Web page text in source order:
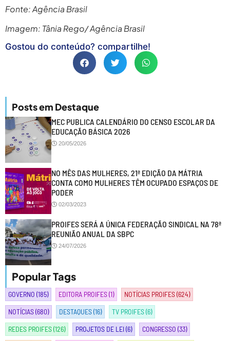
Fonte: Agência Brasil
Imagem: Tânia Rego/ Agência Brasil
Gostou do conteúdo? compartilhe!
Posts em Destaque
MEC PUBLICA CALENDÁRIO DO CENSO ESCOLAR DA
EDUCAÇÃO BÁSICA 2026
20/05/2026
NO MÊS DAS MULHERES, 21ª EDIÇÃO DA MÁTRIA
CONTA COMO MULHERES TÊM OCUPADO ESPAÇOS DE
PODER
02/03/2023
PROIFES SERÁ A ÚNICA FEDERAÇÃO SINDICAL NA 78ª
REUNIÃO ANUAL DA SBPC
24/07/2026
Popular Tags
GOVERNO (185) EDITORA PROIFES(1) NOTÍCIAS PROIFES(624)
NOTÍCIAS(680) DESTAQUES(16) TV PROIFES(6)
REDES PROIFES(126) PROJETOS DE LEI(6) CONGRESSO (33)